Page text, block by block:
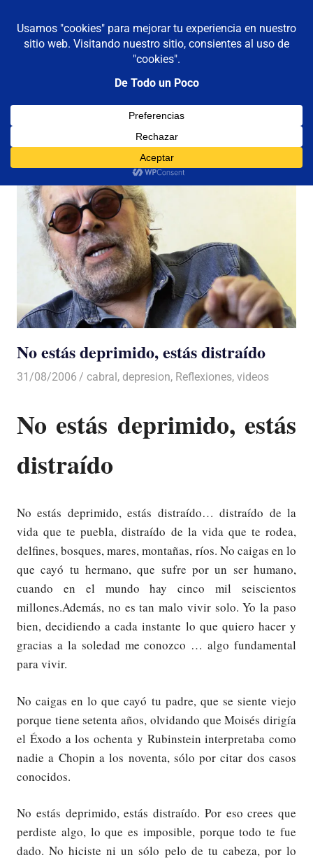
contenido
De todo un poco
Reflexiones,
Viajes
MENÚ
No estás deprimido, estás distraído
31/08/2006 Luis Castellanos
cabral , depresion, Reflexiones,videos
No estás deprimido, estás
distraído
No estás deprimido, estás distraído… distraído de la
vida que te puebla, distraído de la vida que te rodea,
delfines, bosques, mares, montañas, ríos. No caigas en lo
que cayó tu hermano, que sufre por un ser humano,
cuando en el mundo hay cinco mil seiscientos
millones.Además, no es tan malo vivir solo. Yo la paso
bien, decidiendo a cada instante lo que quiero hacer y
gracias a la soledad me conozco … algo fundamental
para vivir.
No caigas en lo que cayó tu padre, que se siente viejo
porque tiene setenta años, olvidando que Moisés dirigía
el Éxodo a los ochenta y Rubinstein interpretaba como
nadie a Chopin a los noventa, sólo por citar dos casos
conocidos.
No estás deprimido, estás distraído. Por eso crees que
perdiste algo, lo que es imposible, porque todo te fue
dado. No hiciste ni un sólo pelo de tu cabeza, por lo